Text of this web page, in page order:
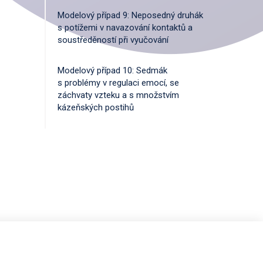
Modelový případ 9: Neposedný druhák
s potížemi v navazování kontaktů a
soustředěností při vyučování
Modelový případ 10: Sedmák
s problémy v regulaci emocí, se
záchvaty vzteku a s množstvím
kázeňských postihů